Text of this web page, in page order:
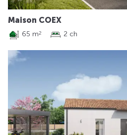
Maison COEX
65 m2 2 ch